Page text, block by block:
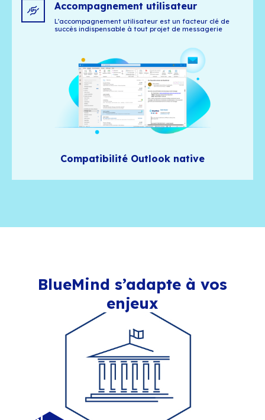
Pourquoi BlueMind
Compatibilité Outlook native
Souveraineté numérique
Choisir BlueMind c'est choisir une solution
open source, experte
Accompagnement utilisateur
succès indispensable à tout projet de